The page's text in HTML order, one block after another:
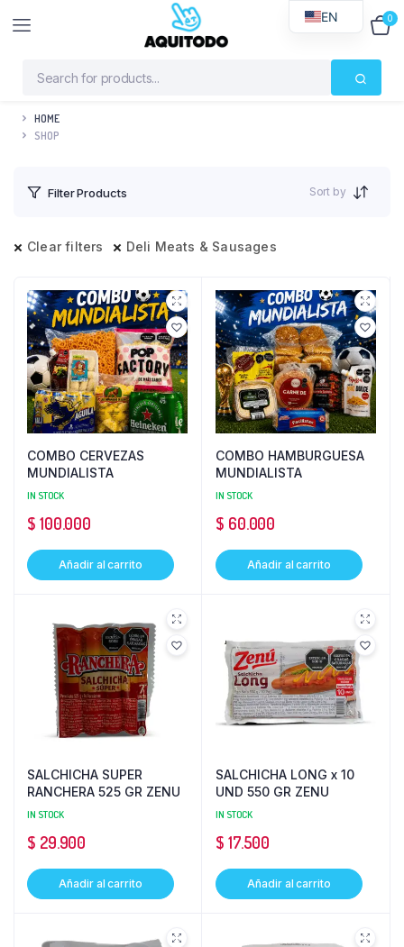
0
HOME
SHOP
Filter Products Sort by
Clear filters Deli Meats & Sausages
COMBO CERVEZAS
MUNDIALISTA
IN STOCK
$ 100.000
Añadir al carrito
COMBO HAMBURGUESA
MUNDIALISTA
IN STOCK
$ 60.000
Añadir al carrito
SALCHICHA SUPER
RANCHERA 525 GR ZENU
IN STOCK
$ 29.900
Añadir al carrito
SALCHICHA LONG x 10
UND 550 GR ZENU
IN STOCK
$ 17.500
Añadir al carrito
EN